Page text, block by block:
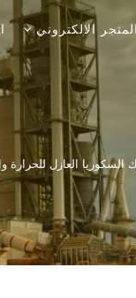
المتجر الالكتروني